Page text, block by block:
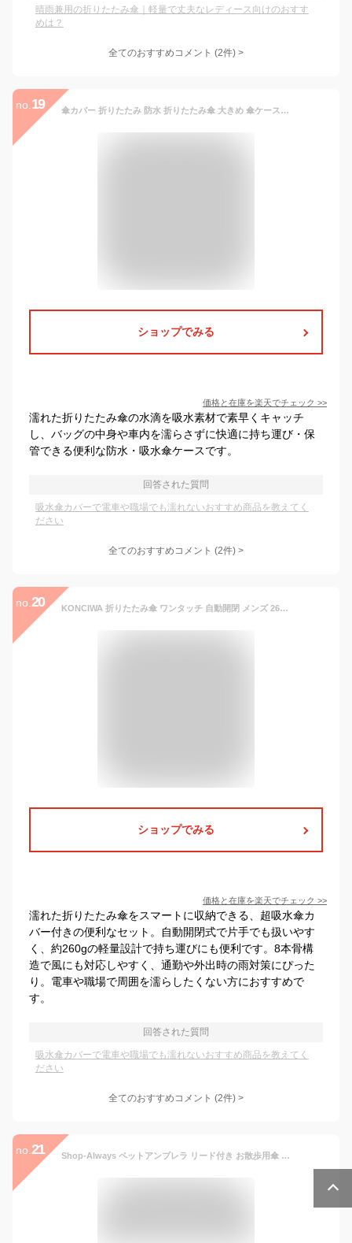
晴雨兼用の折りたたみ傘｜軽量で丈夫なレディース向けのおすす
めは？
全てのおすすめコメント (2件) >
no. 19 傘カバー 折りたたみ 防水 折りたたみ傘 大きめ 傘ケース 吸水 傘 ケース カバー付き 折り畳み傘カバー おりたたみ傘 ケース 傘袋 持ち運び 傘入れ 車 カー用品 傘ホルダー 吸水傘ケース アンブレラ かさ カバー コンパクト 折り畳み傘カバー
ショップでみる
価格と在庫を楽天でチェック >>
濡れた折りたたみ傘の水滴を吸水素材で素早くキャッチ
し、バッグの中身や車内を濡らさずに快適に持ち運び・保
管できる便利な防水・吸水傘ケースです。
回答された質問
吸水傘カバーで電車や職場でも濡れないおすすめ商品を教えてく
ださい
全てのおすすめコメント (2件) >
no. 20 KONCIWA 折りたたみ傘 ワンタッチ 自動開閉 メンズ 260g超軽量 8本骨自動開閉 反射テープデザイン 折り畳み傘 おりたたみ メンズ レディース 折りたたみ傘 撥水速乾 耐強風 男女兼用 携帯しやすい 超吸水傘カバー付き
ショップでみる
価格と在庫を楽天でチェック >>
濡れた折りたたみ傘をスマートに収納できる、超吸水傘カ
バー付きの便利なセット。自動開閉式で片手でも扱いやす
く、約260gの軽量設計で持ち運びにも便利です。8本骨構
造で風にも対応しやすく、通勤や外出時の雨対策にぴった
り。電車や職場で周囲を濡らしたくない方におすすめで
す。
回答された質問
吸水傘カバーで電車や職場でも濡れないおすすめ商品を教えてく
ださい
全てのおすすめコメント (2件) >
no. 21 Shop-Always ペットアンブレラ リード付き お散歩用傘 小型犬用 ペット用 わんちゃん 便利グッズ 梅雨 雨対策 雨具 カッパ レインコート代わり ◇UM-0514